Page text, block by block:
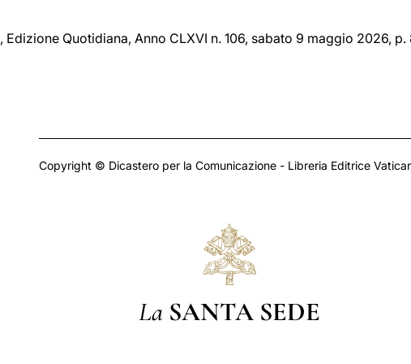
, Edizione Quotidiana, Anno CLXVI n. 106, sabato 9 maggio 2026, p.
Copyright © Dicastero per la Comunicazione - Libreria Editrice
La SANTA SEDE